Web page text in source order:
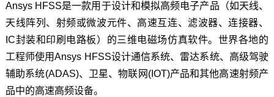
Ansys HFSS是一款用于设计和模拟高频电子产品（如天线、
天线阵列、射频或微波元件、高速互连、滤波器、连接器、
IC封装和印刷电路板）的三维电磁场仿真软件。世界各地的
工程师使用Ansys HFSS设计通信系统、雷达系统、高级驾驶
辅助系统(ADAS)、卫星、物联网(IOT)产品和其他高速射频产
品中的高速高频设备。